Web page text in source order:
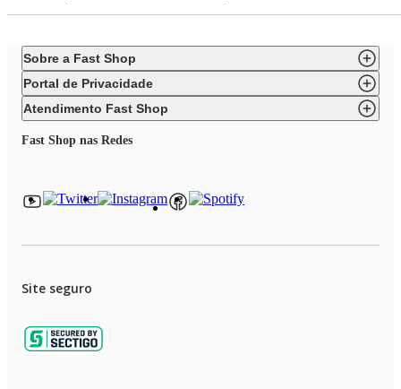
Sobre a Fast Shop
Portal de Privacidade
Atendimento Fast Shop
Fast Shop nas Redes
Site seguro